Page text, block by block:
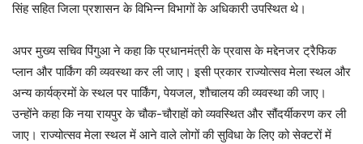
सिंह सहित जिला प्रशासन के विभिन्न विभागों के अधिकारी उपस्थित थे।
अपर मुख्य सचिव पिंगुआ ने कहा कि प्रधानमंत्री के प्रवास के मद्देनजर ट्रैफिक
प्लान और पार्किंग की व्यवस्था कर ली जाए। इसी प्रकार राज्योत्सव मेला स्थल और
अन्य कार्यक्रमों के स्थल पर पार्किंग, पेयजल, शौचालय की व्यवस्था की जाए।
उन्होंने कहा कि नया रायपुर के चौक-चौराहों को व्यवस्थित और सौंदर्यीकरण कर ली
जाए। राज्योत्सव मेला स्थल में आने वाले लोगों की सुविधा के लिए को सेक्टरों में